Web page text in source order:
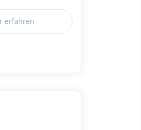
erfahren